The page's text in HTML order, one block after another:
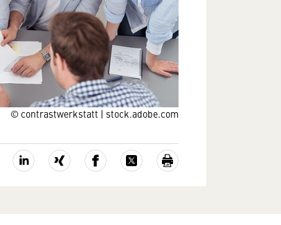
© contrastwerkstatt | stock.adobe.com